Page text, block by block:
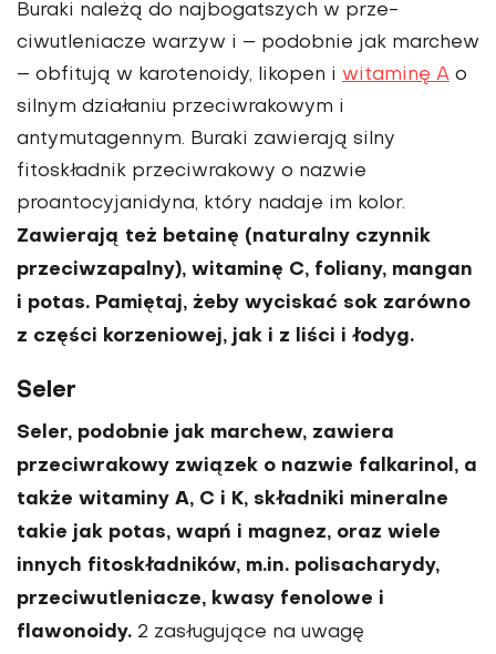
Buraki należą do najbogatszych w prze­
ciwutleniacze warzyw i – podobnie jak marchew
– obfitują w karotenoidy, li­kopen i witaminę A o
silnym działaniu przeciwrakowym i
antymutagennym. Buraki zawierają silny
fitoskładnik prze­ciwrakowy o nazwie
proantocyjanidyna, który nadaje im kolor.
Zawierają też beta­inę (naturalny czynnik
przeciwzapalny), witaminę C, foliany, mangan
i potas. Pamiętaj, żeby wyciskać sok zarówno
z części korzeniowej, jak i z liści i łodyg.
Seler
Seler, podobnie jak marchew, zawiera
przeciwrakowy związek o nazwie falkari­nol, a
także witaminy A, C i K, składniki mineralne
takie jak potas, wapń i ma­gnez, oraz wiele
innych fitoskładników, m.in. polisacharydy,
przeciwutlenia­cze, kwasy fenolowe i
flawonoidy. 2 zasługujące na uwagę